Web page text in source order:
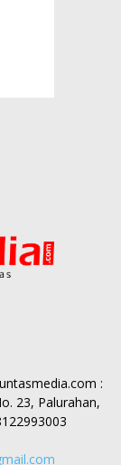
:
23, Palurahan,